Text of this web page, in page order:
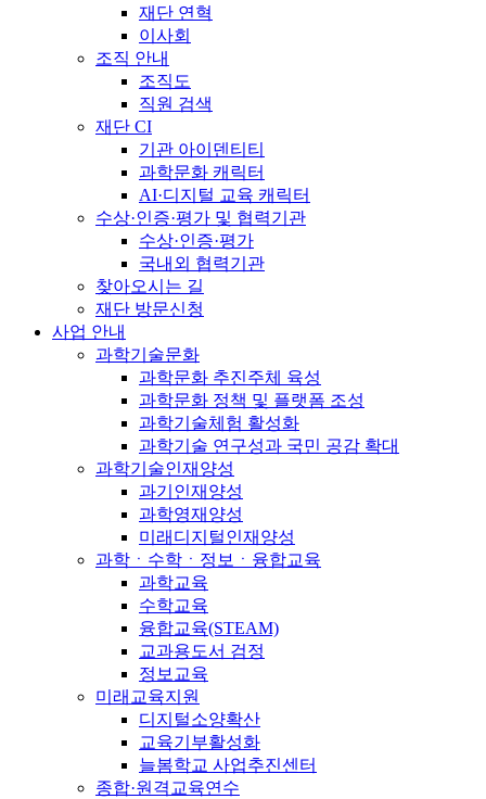
재단 연혁
이사회
조직 안내
조직도
직원 검색
재단 CI
기관 아이덴티티
과학문화 캐릭터
AI·디지털 교육 캐릭터
수상·인증·평가 및 협력기관
수상·인증·평가
국내외 협력기관
찾아오시는 길
재단 방문신청
사업 안내
과학기술문화
과학문화 추진주체 육성
과학문화 정책 및 플랫폼 조성
과학기술체험 활성화
과학기술 연구성과 국민 공감 확대
과학기술인재양성
과기인재양성
과학영재양성
미래디지털인재양성
과학ㆍ수학ㆍ정보ㆍ융합교육
과학교육
수학교육
융합교육(STEAM)
교과용도서 검정
정보교육
미래교육지원
디지털소양확산
교육기부활성화
늘봄학교 사업추진센터
종합·원격교육연수